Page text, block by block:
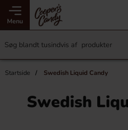
Menu
Startside Swedish Liquid Candy
Swedish